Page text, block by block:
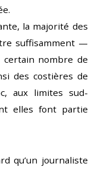
la majorité des
suffisamment —
nombre de
des costières de
aux limites sud-
elles font partie
qu’un journaliste